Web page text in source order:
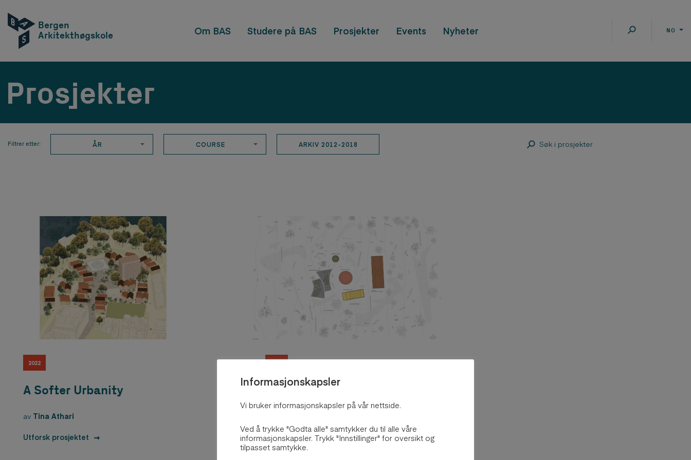
Bergen
Arkitekthøgskole
Om BAS Studere på BAS Prosjekter Events Nyheter NO
Prosjekter
Filtrer etter: ÅR COURSE ARKIV 2012-2018
2022
A Softer Urbanity
av Tina Athari
Utforsk prosjektet
Life of Water
Utforsk prosjektet
Informasjonskapsler
Vi bruker informasjonskapsler på vår nettside.
Ved å trykke "Godta alle" samtykker du til alle våre
informasjonskapsler. Trykk "Innstillinger" for oversikt og
tilpasset samtykke.